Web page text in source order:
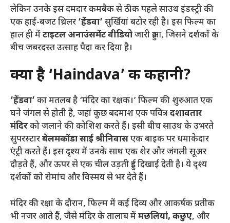
लेकिन उनके इस दमदार कमबैक से ठीक पहले साउथ इंडस्ट्री की
एक हाई-बजट थ्रिलर ‘हेंडवा’ सुर्खियां बटोर रही है। इस फिल्म का
हाल ही मेंटाइटल अनाउंसमेंट वीडियोजारी हुआ, जिसने दर्शकों के
बीच जबरदस्त उत्साह पैदा कर दिया है।
क्या है ‘Haindava’ की कहानी?
‘हेंडवा’ का मतलब है ‘मंदिर का रक्षक।’ फिल्म की शुरुआत एक
घने जंगल से होती है, जहां कुछ बदमाश एक पवित्रदशावतार
मंदिरको जलाने की कोशिश करते हैं। इसी बीच साउथ के उभरते
सुपरस्टारबेलमकोंडा साई श्रीनिवासएक बाइक पर धमाकेदार
एंट्री करते हैं। इस दृश्य में उनके साथ एक शेर और जंगली सूअर
दौड़ते हैं, और ऊपर से एक चील उड़ती हुई दिखाई देती है। ये दृश्य
दर्शकों को रोमांच और विस्मय से भर देते हैं।
मंदिर की रक्षा के दौरान, फिल्म में कई दिव्य और आकर्षक प्रतीक
भी नजर आते हैं, जैसे मंदिर के तालाब मेंमछलियां, कछुए, और